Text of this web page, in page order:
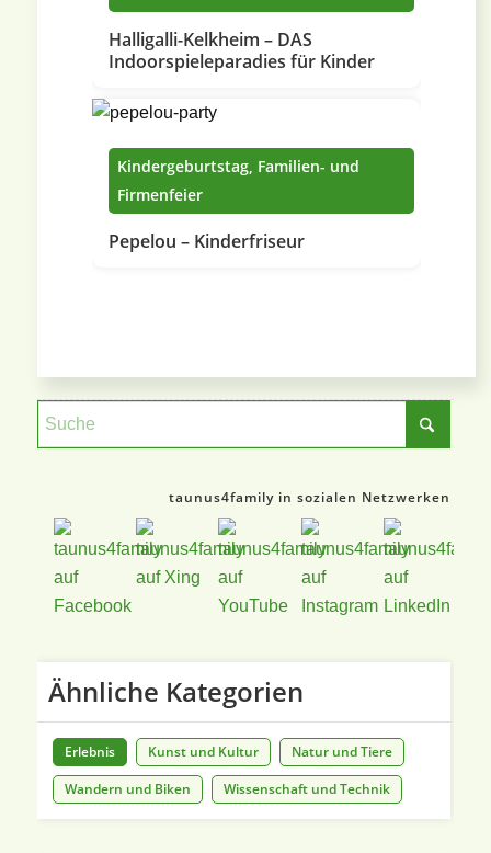
Halligalli-Kelkheim – DAS
Indoorspieleparadies für Kinder
Kindergeburtstag, Familien- und
Firmenfeier
Pepelou – Kinderfriseur
taunus4family in sozialen Netzwerken
Ähnliche Kategorien
Erlebnis Kunst und Kultur
Natur und Tiere
Wandern und Biken
Wissenschaft und Technik